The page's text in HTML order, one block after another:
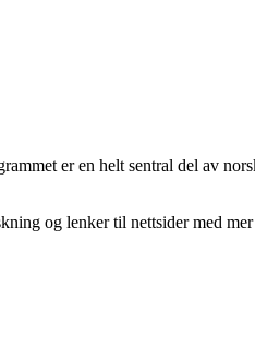
er en helt sentral del av
og lenker til nettsider med